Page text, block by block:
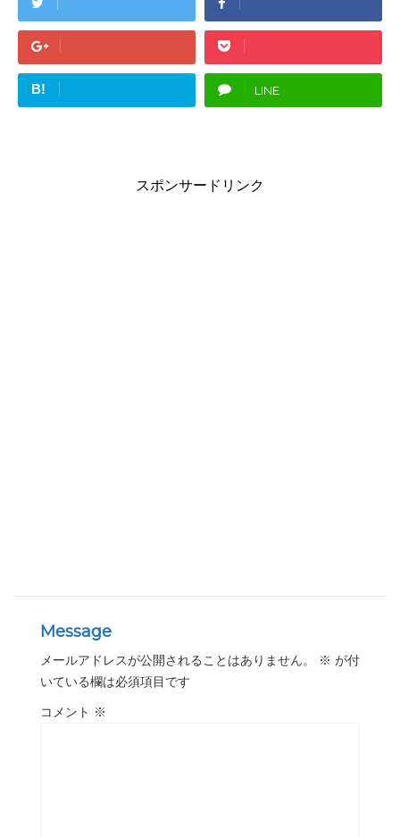
B! LINE
スポンサードリンク
Message
メールアドレスが公開されることはありません。 ※ が付
いている欄は必須項目です
コメント ※